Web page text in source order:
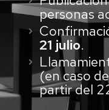
personas
21 julio.
(en caso
partir del